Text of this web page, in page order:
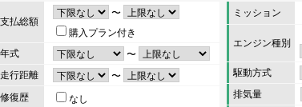
支払総額
〜
購入プラン付き
年式
〜
走行距離
〜
修復歴
なし
ミッション
エンジン種別
駆動方式
排気量